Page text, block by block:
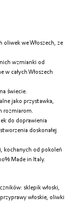
we Włoszech, ze
wzmianki od
w całych Włoszech
świecie.
jako przystawka,
rozmiarom.
do doprawienia
doskonałej
kochanych od pokoleń
Made in Italy.
sklepik włoski,
przyprawy włoskie, oliwki